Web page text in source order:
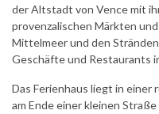
der Altstadt von Vence mit
provenzalischen Märkten
Mittelmeer und den
Geschäfte und Restaurants
Das Ferienhaus liegt in einer
am Ende einer kleinen